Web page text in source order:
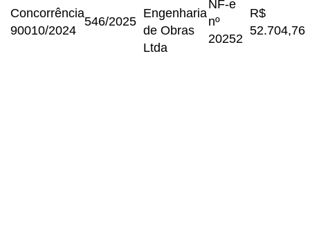
Concorrência
90010/2024
546/2025
Engenharia
de Obras
Ltda
NF-e
nº
20252
R$
52.704,76